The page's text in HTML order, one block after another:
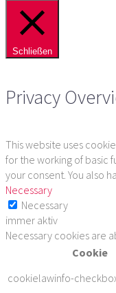
Schließen
Privacy
This website uses
for the working of basic
your consent. You also
Necessary
Necessary
immer aktiv
Necessary cookies are
Cookie
cookielawinfo-